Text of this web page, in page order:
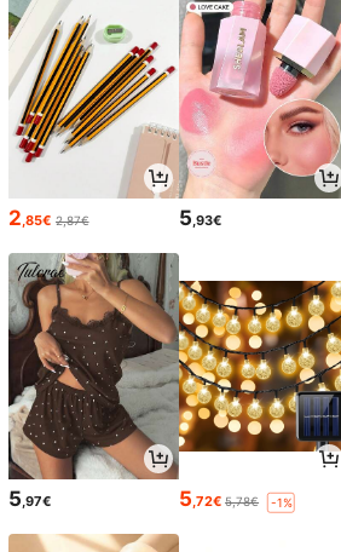
2,85€ 2,87€ 5,93€
5,97€ 5,72€ 5,78€ -1%